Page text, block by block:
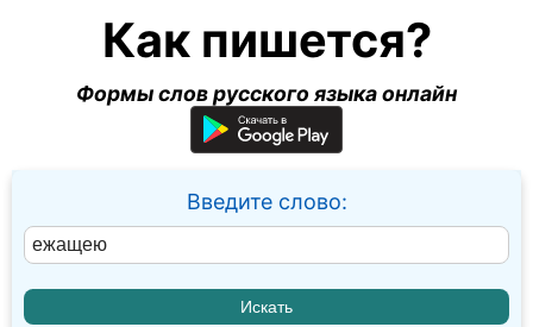
Как пишется?
Формы слов русского языка онлайн
Введите слово: